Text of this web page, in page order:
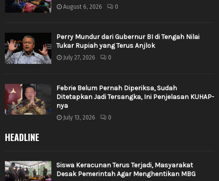
August 6, 2026 0
Perry Mundur dari Gubernur BI di Tengah Nilai
Tukar Rupiah yang Terus Anjlok
July 27, 2026 0
Febrie Belum Pernah Diperiksa, Sudah
Ditetapkan Jadi Tersangka, Ini Penjelasan KUHAP-
nya
July 13, 2026 0
HEADLINE
Siswa Keracunan Terus Terjadi, Masyarakat
Desak Pemerintah Agar Menghentikan MBG